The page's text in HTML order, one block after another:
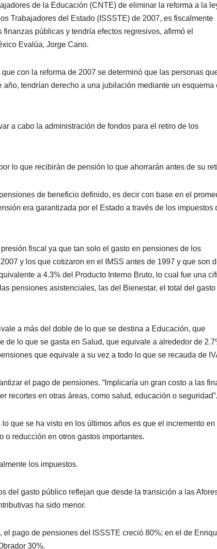
de la Educación (CNTE) de eliminar la reforma a la
Trabajadores del Estado (ISSSTE) de 2007, es fiscalmente
públicas y tendría efectos regresivos, afirmó el
Evalúa, Jorge Cano.
con la reforma de 2007 se determinó que las personas
tendrían derecho a una jubilación mediante un esquema
a cabo la administración de fondos para el retiro de los
lo que recibirán de pensión lo que ahorrarán antes de su
de beneficio definido, es decir con base en el
era garantizada por el Estado a través de los impuestos
fiscal ya que tan solo el gasto en pensiones de los
y los que cotizaron en el IMSS antes de 1997 y que son
a 4.3% del Producto Interno Bruto, lo cual fue una
pensiones asistenciales, las del Bienestar, el total del gasto
a más del doble de lo que se destina a Educación, que
de lo que se gasta en Salud, que equivale a alrededor de
que equivale a su vez a todo lo que se recauda de
el pago de pensiones. “Implicaría un gran costo a las
recortes en otras áreas, como salud, educación o seguridad”.
que se ha visto en los últimos años es que el incremento en
o reducción en otros gastos importantes.
los impuestos.
del gasto público reflejan que desde la transición a las
ha sido menor.
pago de pensiones del ISSSTE creció 80%; en el de
30%.